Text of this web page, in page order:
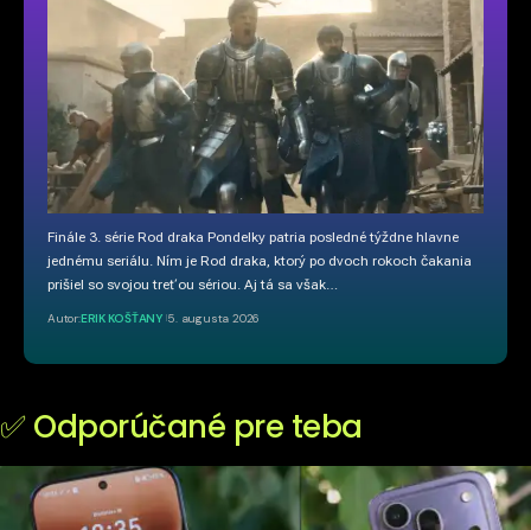
Finále 3. série Rod draka Pondelky patria posledné týždne hlavne
jednému seriálu. Ním je Rod draka, ktorý po dvoch rokoch čakania
prišiel so svojou treťou sériou. Aj tá sa však…
Autor:ERIK KOŠŤANY 5. augusta 2026
✅ Odporúčané pre teba